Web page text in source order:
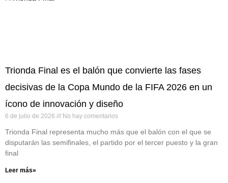
Trionda Final es el balón que convierte las fases
decisivas de la Copa Mundo de la FIFA 2026 en un
ícono de innovación y diseño
6 de julio de 2026 No hay comentarios
Trionda Final representa mucho más que el balón con el que se
disputarán las semifinales, el partido por el tercer puesto y la gran
final
Leer más»